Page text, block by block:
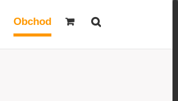
Obchod